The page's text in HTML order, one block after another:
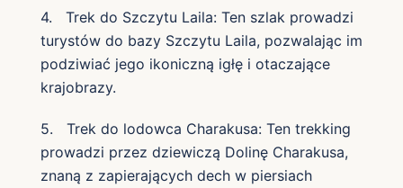
4. Trek do Szczytu Laila: Ten szlak prowadzi
turystów do bazy Szczytu Laila, pozwalając im
podziwiać jego ikoniczną igłę i otaczające
krajobrazy.
5. Trek do lodowca Charakusa: Ten trekking
prowadzi przez dziewiczą Dolinę Charakusa,
znaną z zapierających dech w piersiach